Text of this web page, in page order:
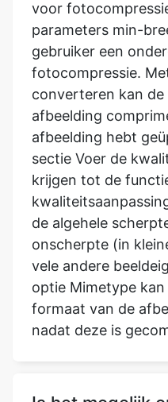
fotocompressie.
converteren kan de
afbeelding
afbeelding hebt
sectie Voer de
krijgen tot de
de algehele
onscherpte (in
vele andere
optie Mimetype
formaat van de
nadat deze is
Is het mogelijk
Er wordt geen